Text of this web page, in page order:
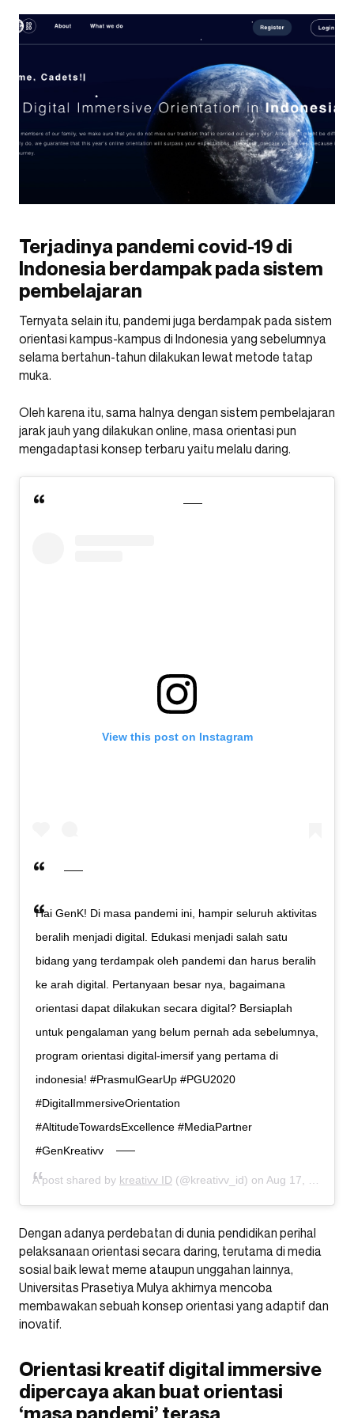
Terjadinya pandemi covid-19 di
Indonesia berdampak pada sistem
pembelajaran
Ternyata selain itu, pandemi juga berdampak pada sistem
orientasi kampus-kampus di Indonesia yang sebelumnya
selama bertahun-tahun dilakukan lewat metode tatap
muka.
Oleh karena itu, sama halnya dengan sistem pembelajaran
jarak jauh yang dilakukan online, masa orientasi pun
mengadaptasi konsep terbaru yaitu melalu daring.
View this post on Instagram
Hai GenK! Di masa pandemi ini, hampir seluruh aktivitas
beralih menjadi digital. Edukasi menjadi salah satu
bidang yang terdampak oleh pandemi dan harus beralih
ke arah digital. Pertanyaan besar nya, bagaimana
orientasi dapat dilakukan secara digital? Bersiaplah
untuk pengalaman yang belum pernah ada sebelumnya,
program orientasi digital-imersif yang pertama di
indonesia! #PrasmulGearUp #PGU2020
#DigitalImmersiveOrientation
#AltitudeTowardsExcellence #MediaPartner
#GenKreativv
A post shared by kreativv ID (@kreativv_id) on Aug 17, 2020 at 7:44pm PDT
Dengan adanya perdebatan di dunia pendidikan perihal
pelaksanaan orientasi secara daring, terutama di media
sosial baik lewat meme ataupun unggahan lainnya,
Universitas Prasetiya Mulya akhirnya mencoba
membawakan sebuah konsep orientasi yang adaptif dan
inovatif.
Orientasi kreatif digital immersive
dipercaya akan buat orientasi